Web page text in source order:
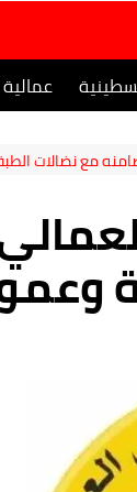
مع نضالات